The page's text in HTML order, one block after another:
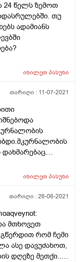
24 წელს ზემოთ
თუ
ადამიანს
იხილეთპასუხი
თარიღი : 11-07-2021
100 /70
იხილეთპასუხი
თარიღი :26-06-2021
მთხოვეთ
გწერდით რომ ჩემი
ასე დავუძახოთ,
დღეზე მეთქი...